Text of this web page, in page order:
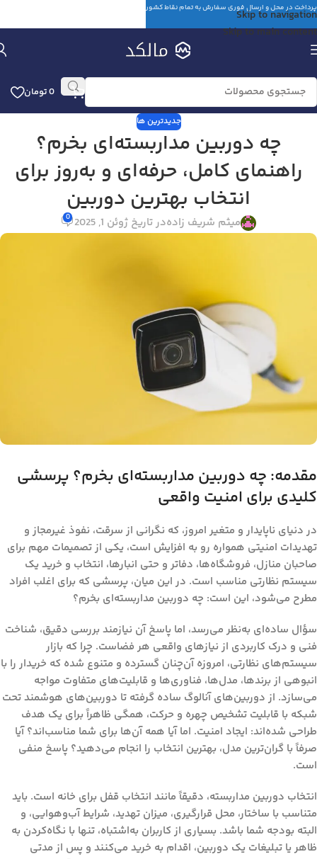
Skip to navigation
Skip to main content
0تومان
جدیدترین ها
چه دوربین مداربسته‌ای بخرم؟
راهنمای کامل، حرفه‌ای و به‌روز برای
انتخاب بهترین دوربین
میثم شریف زادهدر تاریخ ژوئن 1, 2025 0
مقدمه: چه دوربین مداربسته‌ای بخرم؟ پرسشی
کلیدی برای امنیت واقعی
در دنیای ناپایدار و متغیر امروز، که نگرانی از سرقت، نفوذ غیرمجاز و
تهدیدات امنیتی همواره رو به افزایش است، یکی از تصمیمات مهم برای
صاحبان منازل، فروشگاه‌ها، دفاتر و حتی انبارها، انتخاب و خرید یک
سیستم نظارتی مناسب است. در این میان، پرسشی که برای اغلب افراد
مطرح می‌شود، این است: چه دوربین مداربسته‌ای بخرم؟
سؤال ساده‌ای به‌نظر می‌رسد، اما پاسخ آن نیازمند بررسی دقیق، شناخت
فنی و درک کاربردی از نیازهای واقعی هر فضاست. چرا که بازار
سیستم‌های نظارتی، امروزه آن‌چنان گسترده و متنوع شده که خریدار را با
انبوهی از برندها، مدل‌ها، فناوری‌ها و قابلیت‌های متفاوت مواجه
می‌سازد. از دوربین‌های آنالوگ ساده گرفته تا دوربین‌های هوشمند تحت
شبکه با قابلیت تشخیص چهره و حرکت، همگی ظاهراً برای یک هدف
طراحی شده‌اند: ایجاد امنیت. اما آیا همه آن‌ها برای شما مناسب‌اند؟ آیا
صرفاً با گران‌ترین مدل، بهترین انتخاب را انجام می‌دهید؟ پاسخ منفی
است.
انتخاب دوربین مداربسته، دقیقاً مانند انتخاب قفل برای خانه است. باید
متناسب با ساختار، محل قرارگیری، میزان تهدید، شرایط آب‌وهوایی، و
البته بودجه شما باشد. بسیاری از کاربران به‌اشتباه، تنها با نگاه‌کردن به
ظاهر یا تبلیغات یک دوربین، اقدام به خرید می‌کنند و پس از مدتی
پرداخت در محل و ارسال فوری سفارش به تمام نقاط کشور